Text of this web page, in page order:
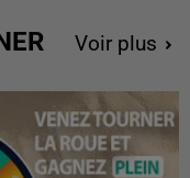
Voir plus